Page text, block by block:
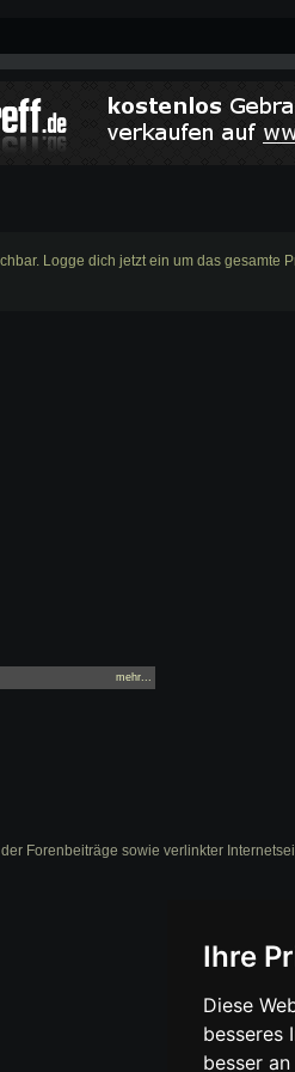
Ihre
Diese
besseres
besser
Logge dich jetzt ein um das gesamte
mehr...
Forenbeiträge sowie verlinkter